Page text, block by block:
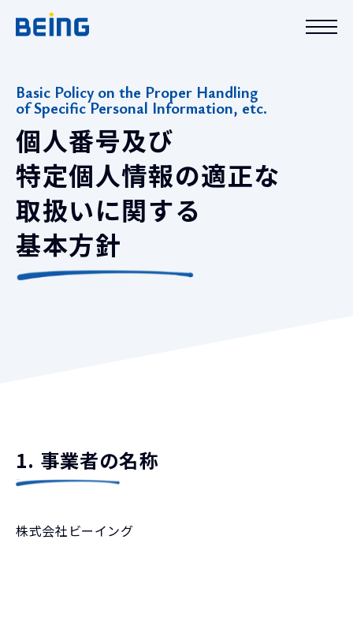
Basic Policy on the Proper Handling
of Specific Personal Information, etc.
個人番号及び
特定個人情報の適正な
取扱いに関する
基本方針
1. 事業者の名称
株式会社ビーイング